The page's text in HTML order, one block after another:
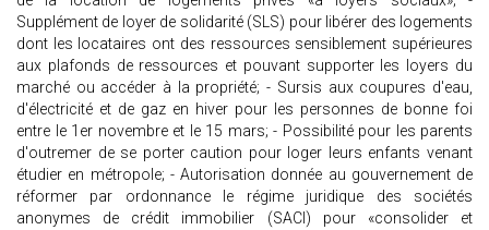
Supplément de loyer de solidarité (SLS) pour libérer des logements
dont les locataires ont des ressources sensiblement supérieures
aux plafonds de ressources et pouvant supporter les loyers du
marché ou accéder à la propriété; - Sursis aux coupures d'eau,
d'électricité et de gaz en hiver pour les personnes de bonne foi
entre le 1er novembre et le 15 mars; - Possibilité pour les parents
d'outremer de se porter caution pour loger leurs enfants venant
étudier en métropole; - Autorisation donnée au gouvernement de
réformer par ordonnance le régime juridique des sociétés
anonymes de crédit immobilier (SACI) pour «consolider et